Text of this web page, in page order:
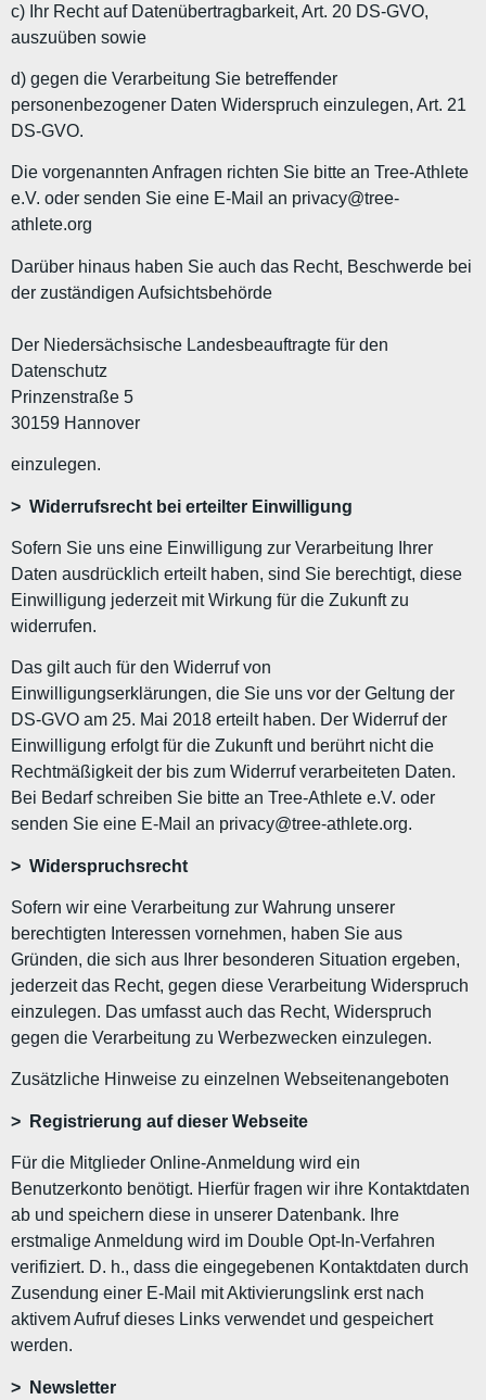
c) Ihr Recht auf Datenübertragbarkeit, Art. 20 DS-GVO,
auszuüben sowie
d) gegen die Verarbeitung Sie betreffender
personenbezogener Daten Widerspruch einzulegen, Art. 21
DS-GVO.
Die vorgenannten Anfragen richten Sie bitte an Tree-Athlete
e.V. oder senden Sie eine E-Mail an privacy@tree-
athlete.org
Darüber hinaus haben Sie auch das Recht, Beschwerde bei
der zuständigen Aufsichtsbehörde
Der Niedersächsische Landesbeauftragte für den
Datenschutz
Prinzenstraße 5
30159 Hannover
einzulegen.
> Widerrufsrecht bei erteilter Einwilligung
Sofern Sie uns eine Einwilligung zur Verarbeitung Ihrer
Daten ausdrücklich erteilt haben, sind Sie berechtigt, diese
Einwilligung jederzeit mit Wirkung für die Zukunft zu
widerrufen.
Das gilt auch für den Widerruf von
Einwilligungserklärungen, die Sie uns vor der Geltung der
DS-GVO am 25. Mai 2018 erteilt haben. Der Widerruf der
Einwilligung erfolgt für die Zukunft und berührt nicht die
Rechtmäßigkeit der bis zum Widerruf verarbeiteten Daten.
Bei Bedarf schreiben Sie bitte an Tree-Athlete e.V. oder
senden Sie eine E-Mail an privacy@tree-athlete.org.
> Widerspruchsrecht
Sofern wir eine Verarbeitung zur Wahrung unserer
berechtigten Interessen vornehmen, haben Sie aus
Gründen, die sich aus Ihrer besonderen Situation ergeben,
jederzeit das Recht, gegen diese Verarbeitung Widerspruch
einzulegen. Das umfasst auch das Recht, Widerspruch
gegen die Verarbeitung zu Werbezwecken einzulegen.
Zusätzliche Hinweise zu einzelnen Webseitenangeboten
> Registrierung auf dieser Webseite
Für die Mitglieder Online-Anmeldung wird ein
Benutzerkonto benötigt. Hierfür fragen wir ihre Kontaktdaten
ab und speichern diese in unserer Datenbank. Ihre
erstmalige Anmeldung wird im Double Opt-In-Verfahren
verifiziert. D. h., dass die eingegebenen Kontaktdaten durch
Zusendung einer E-Mail mit Aktivierungslink erst nach
aktivem Aufruf dieses Links verwendet und gespeichert
werden.
> Newsletter